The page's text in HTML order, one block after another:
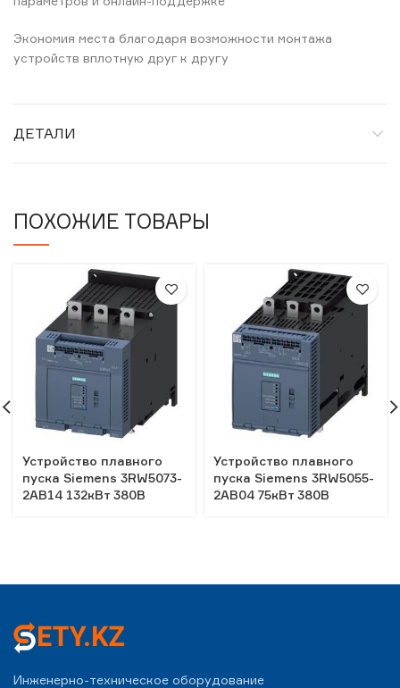
Экономия места благодаря возможности монтажа
устройств вплотную друг к другу
ДЕТАЛИ
ПОХОЖИЕ ТОВАРЫ
Устройство плавного
пуска Siemens 3RW5073-
2AB14 132кВт 380В
Устройство плавного
пуска Siemens 3RW5055-
2AB04 75кВт 380В
Инженерно-техническое оборудование